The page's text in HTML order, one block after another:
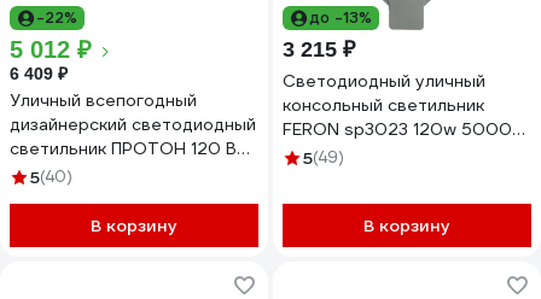
-22%
5 012 ₽
6 409 ₽
Уличный всепогодный
дизайнерский светодиодный
светильник ПРОТОН 120 Вт
Полюс 220/120-3К.С-01-SSU
5(40)
В корзину
до -13%
3 215 ₽
Светодиодный уличный
консольный светильник
FERON sp3023 120w 5000k
230v, серый, 48966
5(49)
В корзину